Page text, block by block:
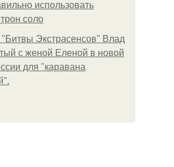
использовать
соло
"Битвы Экстрасенсов" Влад
с женой Еленой в новой
для "каравана